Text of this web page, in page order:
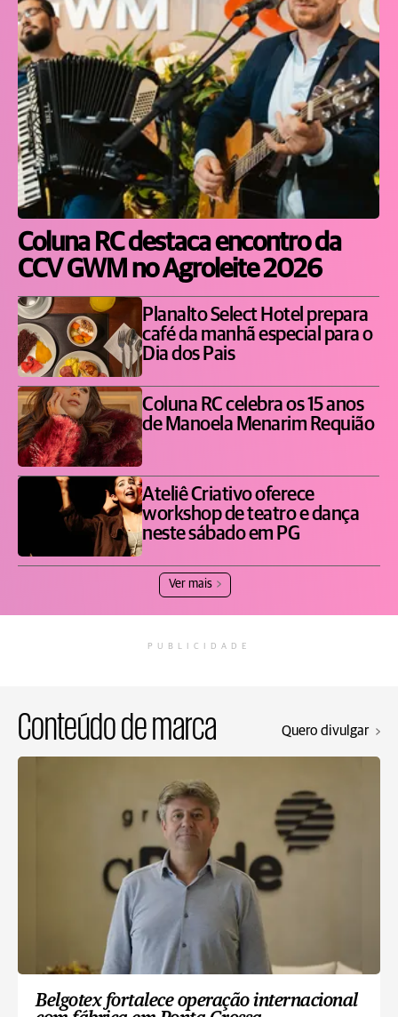
Coluna RC destaca encontro da
CCV GWM no Agroleite 2026
Planalto Select Hotel prepara
café da manhã especial para o
Dia dos Pais
Coluna RC celebra os 15 anos
de Manoela Menarim Requião
Ateliê Criativo oferece
workshop de teatro e dança
neste sábado em PG
Ver mais
PUBLICIDADE
Conteúdo de marca Quero divulgar
Belgotex fortalece operação internacional